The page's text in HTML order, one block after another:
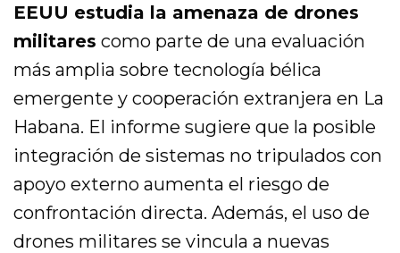
EEUU estudia la amenaza de drones
militares como parte de una evaluación
más amplia sobre tecnología bélica
emergente y cooperación extranjera en La
Habana. El informe sugiere que la posible
integración de sistemas no tripulados con
apoyo externo aumenta el riesgo de
confrontación directa. Además, el uso de
drones militares se vincula a nuevas